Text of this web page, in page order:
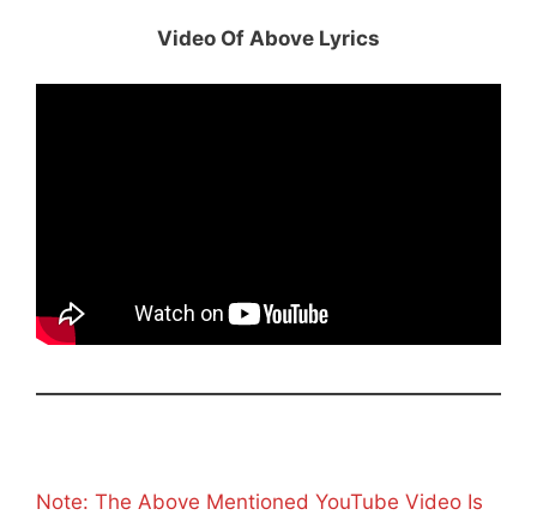
Video Of Above Lyrics
Note: The Above Mentioned YouTube Video Is